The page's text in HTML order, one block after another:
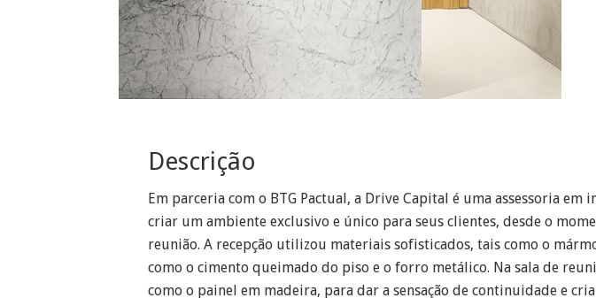
Descrição
Em parceria com o BTG Pactual, a Drive Capital é uma assessoria
criar um ambiente exclusivo e único para seus clientes, desde o
reunião. A recepção utilizou materiais sofisticados, tais como o
como o cimento queimado do piso e o forro metálico. Na sala de
como o painel em madeira, para dar a sensação de continuidade e